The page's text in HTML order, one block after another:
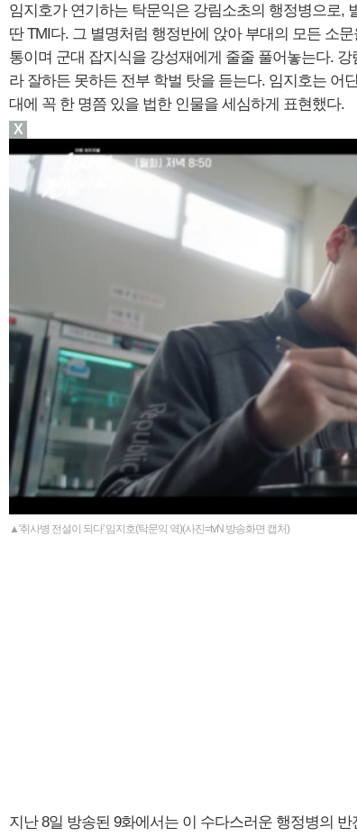
임지호가 연기하는 탁문익은 강림소초의 행정병으로,
딴 TMI다. 그 별명처럼 행정반에 앉아 부대의 모든 소
통이며 군대 잡지식을 강성재에게 줄줄 풀어놓는다.
라 잘하든 못하든 전부 학벌 탓을 듣는다. 임지호는 어
대에 꼭 한 명쯤 있을 법한 인물을 세심하게 표현했다.
▲'취사병 전설이 되다' 임지호(탁문익 역)(사진=tvN 방송화면 캡처)
지난 8일 방송된 9화에서는 이 수다스러운 행정병의
X